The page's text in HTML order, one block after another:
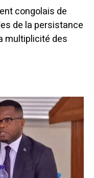
congolais de
de la persistance
multiplicité des